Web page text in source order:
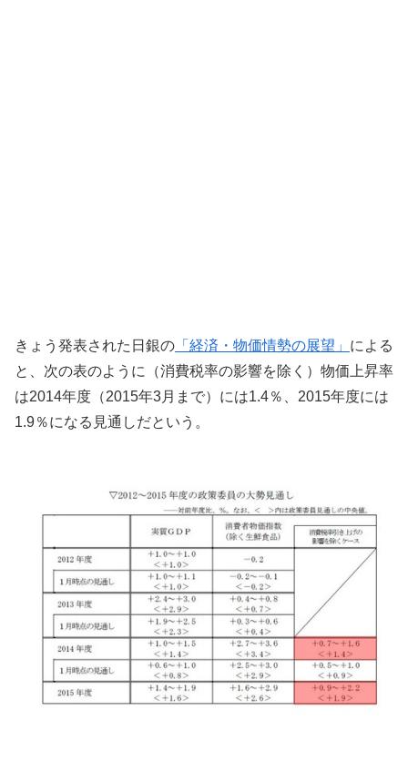
きょう発表された日銀の 「経済・物価情勢の展望」 による
と、次の表のように（消費税率の影響を除く）物価上昇率
は2014年度（2015年3月まで）には1.4％、2015年度には
1.9％になる見通しだという。